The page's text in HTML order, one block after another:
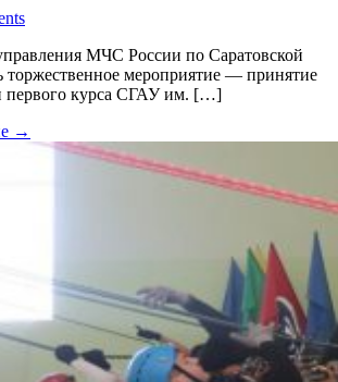
МЧС России по Саратовской
торжественное мероприятие — принятие
первого курса СГАУ им. […]
→